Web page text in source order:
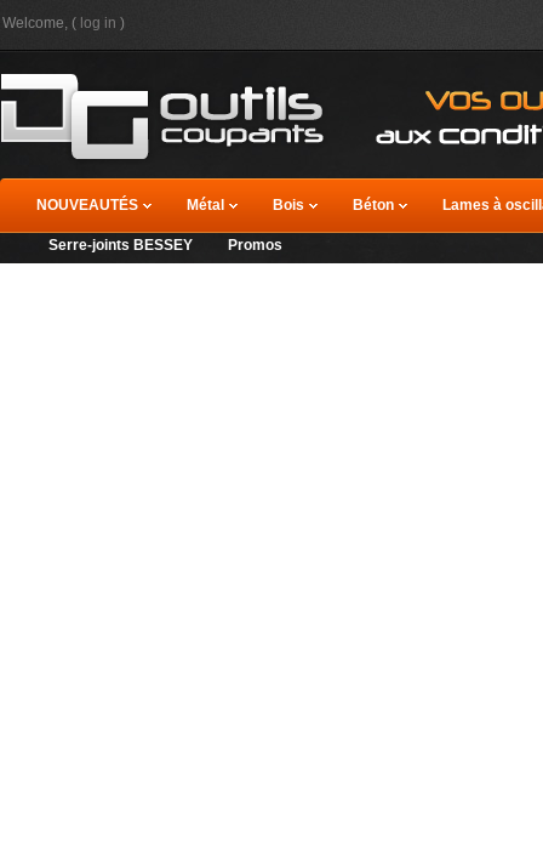
NOUVEAUTÉS Métal Bois Béton Lames à
Serre-joints BESSEY Promos
Welcome, ( log in )